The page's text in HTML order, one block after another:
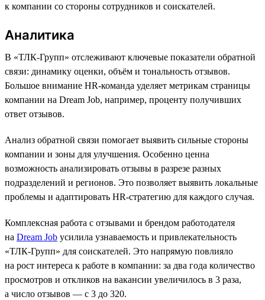
к компании со стороны сотрудников и соискателей.
Аналитика
В «ТЛК-Групп» отслеживают ключевые показатели обратной
связи: динамику оценки, объём и тональность отзывов.
Большое внимание HR-команда уделяет метрикам страницы
компании на Dream Job, например, проценту получивших
ответ отзывов.
Анализ обратной связи помогает выявить сильные стороны
компании и зоны для улучшения. Особенно ценна
возможность анализировать отзывы в разрезе разных
подразделений и регионов. Это позволяет выявить локальные
проблемы и адаптировать HR-стратегию для каждого случая.
Комплексная работа с отзывами и брендом работодателя
на Dream Job усилила узнаваемость и привлекательность
«ТЛК-Групп» для соискателей. Это напрямую повлияло
на рост интереса к работе в компании: за два года количество
просмотров и откликов на вакансии увеличилось в 3 раза,
а число отзывов — с 3 до 320.